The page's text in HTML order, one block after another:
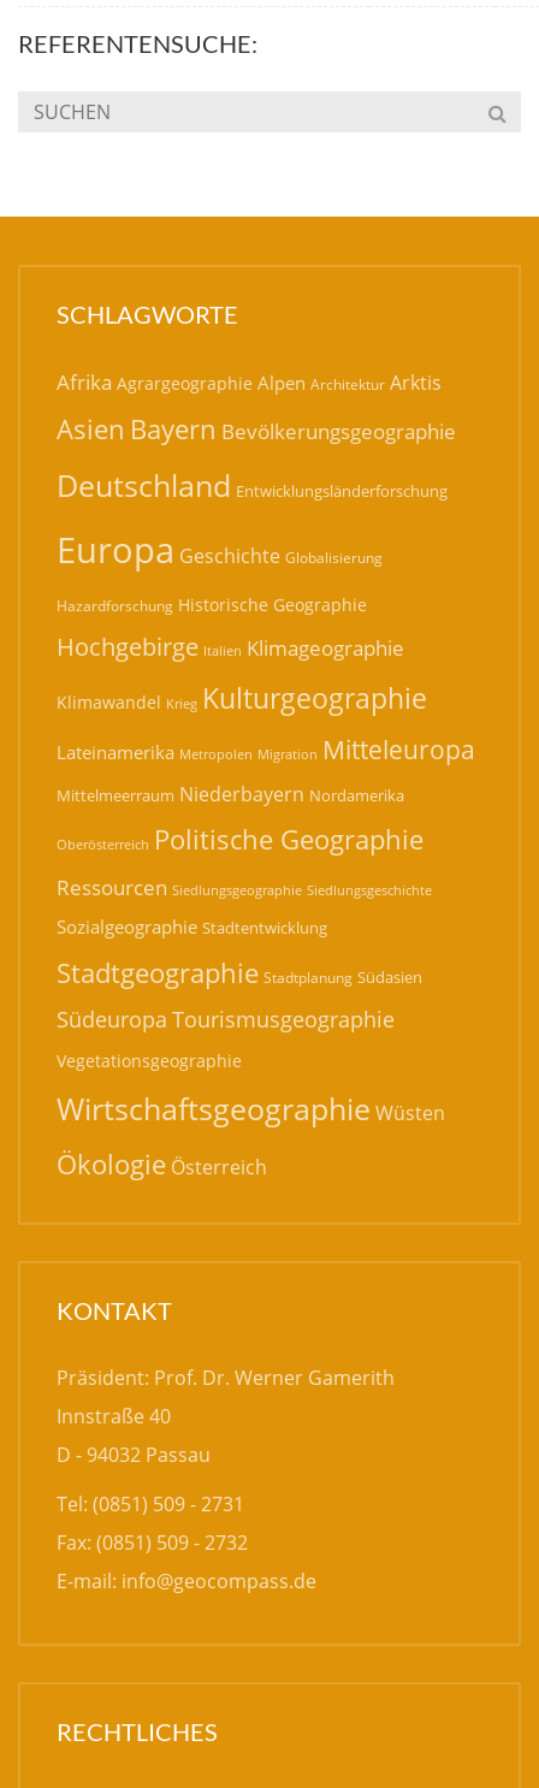
REFERENTENSUCHE:
SCHLAGWORTE
Afrika Agrargeographie Alpen Architektur Arktis
Asien Bayern Bevölkerungsgeographie
Deutschland Entwicklungsländerforschung
Europa Geschichte Globalisierung
Hazardforschung Historische Geographie
Hochgebirge Italien Klimageographie
Klimawandel Krieg Kulturgeographie
Lateinamerika Metropolen Migration Mitteleuropa
Mittelmeerraum Niederbayern Nordamerika
Oberösterreich Politische Geographie
Ressourcen Siedlungsgeographie Siedlungsgeschichte
Sozialgeographie Stadtentwicklung
Stadtgeographie Stadtplanung Südasien
Südeuropa Tourismusgeographie
Vegetationsgeographie
Wirtschaftsgeographie Wüsten
Ökologie Österreich
KONTAKT
Präsident: Prof. Dr. Werner Gamerith
Innstraße 40
D - 94032 Passau
Tel: (0851) 509 - 2731
Fax: (0851) 509 - 2732
E-mail: info@geocompass.de
RECHTLICHES